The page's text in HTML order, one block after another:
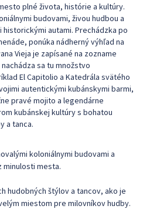
plné života, histórie a kultúry.
budovami, živou hudbou a
autami. Prechádzka po
ponúka nádherný výhľad na
Vieja je zapísané na zozname
sa tu množstvo
El Capitolio a Katedrála svätého
autentickými kubánskymi barmi,
pravé mojito a legendárne
kubánskej kultúry s bohatou
a tanca.
koloniálnymi budovami a
minulosti mesta.
hudobných štýlov a tancov, ako je
miestom pre milovníkov hudby.